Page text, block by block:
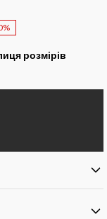
розмірів